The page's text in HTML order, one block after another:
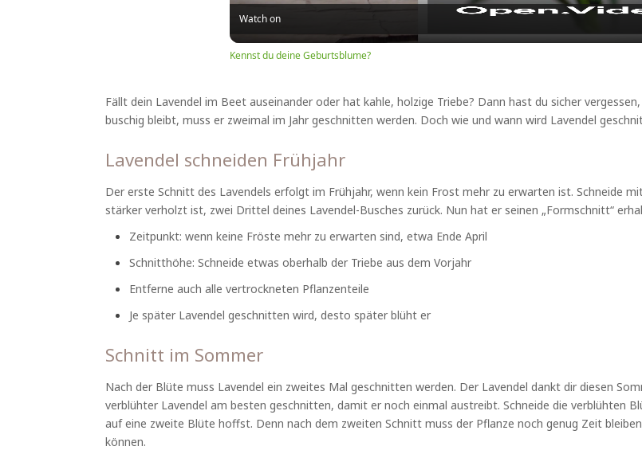
Watch on
Kennst du deine Geburtsblume?
Fällt dein Lavendel im Beet auseinander oder hat kahle, holzige Triebe? Dann hast du sicher
buschig bleibt, muss er zweimal im Jahr geschnitten werden. Doch wie und wann wird Lavendel
Lavendel schneiden Frühjahr
Der erste Schnitt des Lavendels erfolgt im Frühjahr, wenn kein Frost mehr zu erwarten ist. Schneide
stärker verholzt ist, zwei Drittel deines Lavendel-Busches zurück. Nun hat er seinen „Formschnitt“
Zeitpunkt: wenn keine Fröste mehr zu erwarten sind, etwa Ende April
Schnitthöhe: Schneide etwas oberhalb der Triebe aus dem Vorjahr
Entferne auch alle vertrockneten Pflanzenteile
Je später Lavendel geschnitten wird, desto später blüht er
Schnitt im Sommer
Nach der Blüte muss Lavendel ein zweites Mal geschnitten werden. Der Lavendel dankt dir diesen
verblühter Lavendel am besten geschnitten, damit er noch einmal austreibt. Schneide die verblühten
auf eine zweite Blüte hoffst. Denn nach dem zweiten Schnitt muss der Pflanze noch genug Zeit
können.